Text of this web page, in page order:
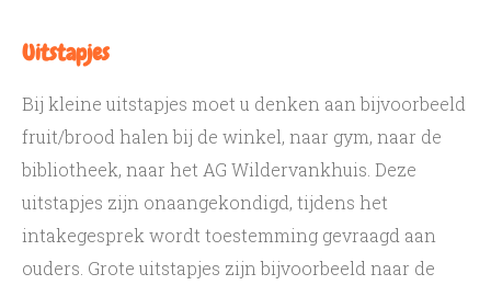
Uitstapjes
Bij kleine uitstapjes moet u denken aan bijvoorbeeld
fruit/brood halen bij de winkel, naar gym, naar de
bibliotheek, naar het AG Wildervankhuis. Deze
uitstapjes zijn onaangekondigd, tijdens het
intakegesprek wordt toestemming gevraagd aan
ouders. Grote uitstapjes zijn bijvoorbeeld naar de